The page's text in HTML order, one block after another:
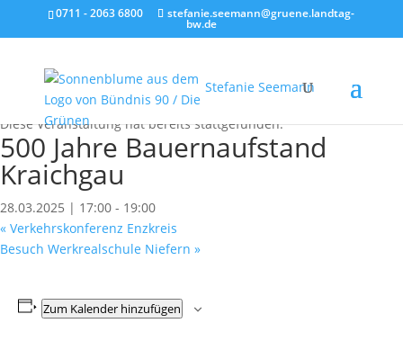
0711 - 2063 6800 stefanie.seemann@gruene.landtag-
bw.de
Stefanie Seemann
« Alle Veranstaltungen
Diese Veranstaltung hat bereits stattgefunden.
500 Jahre Bauernaufstand
Kraichgau
28.03.2025 | 17:00 - 19:00
« Verkehrskonferenz Enzkreis
Besuch Werkrealschule Niefern »
Zum Kalender hinzufügen